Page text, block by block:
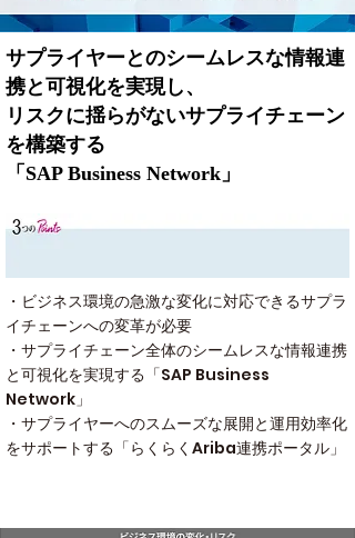
サプライヤーとのシームレスな情報連
携と可視化を実現し、
リスクに揺らがないサプライチェーン
を構築する
「SAP Business Network」
・ビジネス環境の急激な変化に対応できるサプラ
イチェーンへの変革が必要
・サプライチェーン全体のシームレスな情報連携
と可視化を実現する「SAP Business
Network」
・サプライヤーへのスムーズな展開と運用効率化
をサポートする「らくらくAriba連携ポータル」